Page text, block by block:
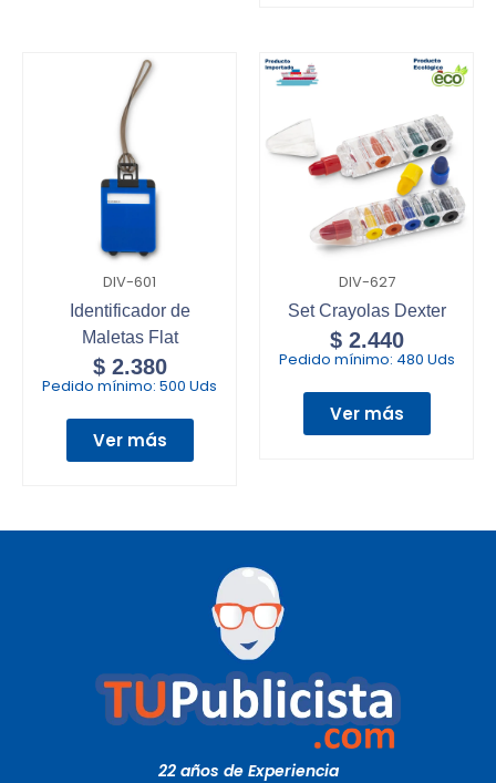
DIV-601
Identificador de
Maletas Flat
$2.380
Pedido mínimo: 500 Uds
Ver más
DIV-627
Set Crayolas Dexter
$2.440
Pedido mínimo: 480 Uds
Ver más
22 años de Experiencia